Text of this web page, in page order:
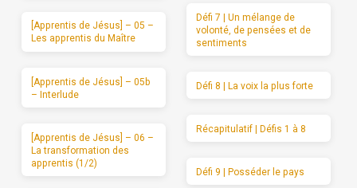
[Apprentis de Jésus] – 05 –
Les apprentis du Maître
[Apprentis de Jésus] – 05b
– Interlude
[Apprentis de Jésus] – 06 –
La transformation des
apprentis (1/2)
Défi 7 | Un mélange de
volonté, de pensées et de
sentiments
Défi 8 | La voix la plus forte
Récapitulatif | Défis 1 à 8
Défi 9 | Posséder le pays